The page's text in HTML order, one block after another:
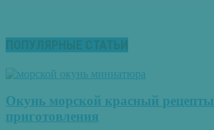
ПОПУЛЯРНЫЕ СТАТЬИ
Окунь морской красный рецепты
приготовления